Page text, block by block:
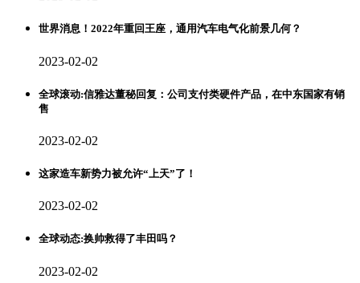
世界消息！2022年重回王座，通用汽车电气化前景几何？
2023-02-02
全球滚动:信雅达董秘回复：公司支付类硬件产品，在中东国家有销
售
2023-02-02
这家造车新势力被允许“上天”了！
2023-02-02
全球动态:换帅救得了丰田吗？
2023-02-02